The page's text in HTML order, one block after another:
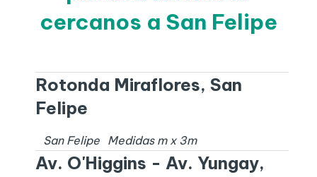
cercanos a San Felipe
Rotonda Miraflores, San
Felipe
San Felipe Medidas m x 3m
Av. O'Higgins - Av. Yungay,